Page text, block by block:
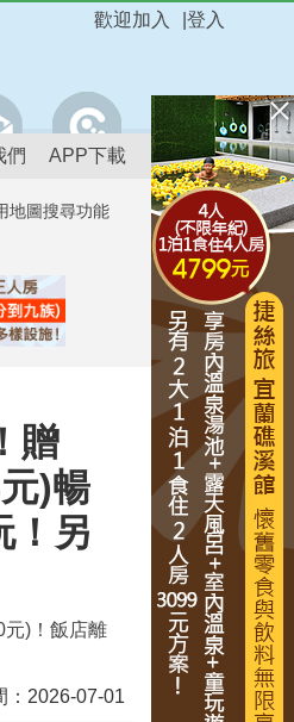
登入
歡迎加入
們 APP下載
地圖搜尋功能
贈
)暢
！另
元)！飯店離
：2026-07-01